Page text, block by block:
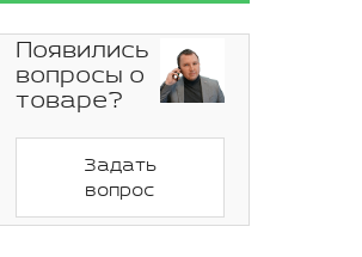
Появились
вопросы о
товаре?
Задать
вопрос